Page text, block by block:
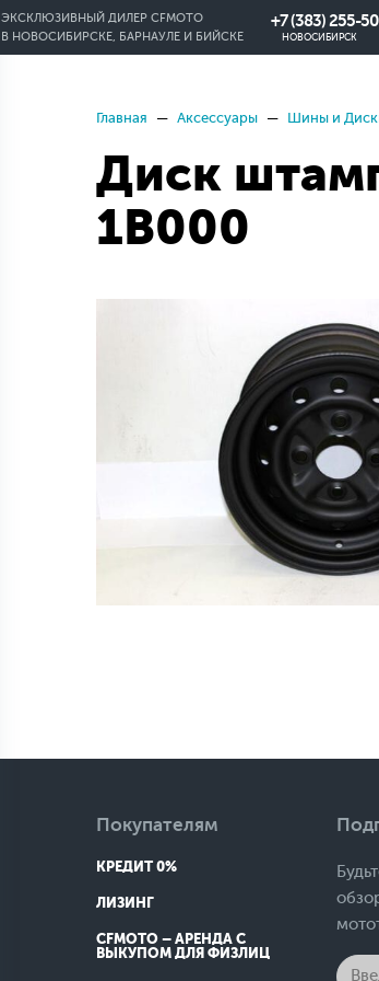
ЭКСКЛЮЗИВНЫЙ ДИЛЕР CFMOTO
В НОВОСИБИРСКЕ, БАРНАУЛЕ И БИЙСКЕ
+7 (383) 255-
НОВОСИБИРСК
Главная Аксессуары Шины и
Диск
1B000
Покупателям
КРЕДИТ 0%
ЛИЗИНГ
CFMOTO – АРЕНДА С
ВЫКУПОМ ДЛЯ ФИЗЛИЦ